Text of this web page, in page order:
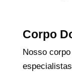
Corpo
Nosso